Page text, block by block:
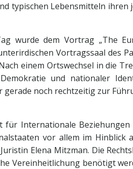
typischen Lebensmitteln
wurde dem Vortrag „The
Vortragssaal des
einem Ortswechsel in die
und nationaler
noch rechtzeitig zur
Internationale
vor allem im
Elena Mitzman. Die
Vereinheitlichung benötigt